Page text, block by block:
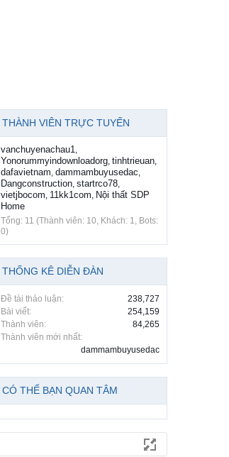
THÀNH VIÊN TRỰC TUYẾN
vanchuyenachau1,
Yonorummyindownloadorg, tinhtrieuan,
dafavietnam, dammambuyusedac,
Dangconstruction, startrco78,
vietjbocom, 11kk1com, Nội thất SDP
Home
Tổng: 11 (Thành viên: 10, Khách: 1, Bots:
0)
THỐNG KÊ DIỄN ĐÀN
Đề tài thảo luận:
238,727
Bài viết:
254,159
Thành viên:
84,265
Thành viên mới nhất:
dammambuyusedac
CÓ THỂ BẠN QUAN TÂM